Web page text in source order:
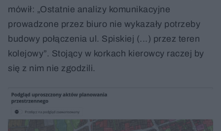
mówił: „Ostatnie analizy komunikacyjne
prowadzone przez biuro nie wykazały potrzeby
budowy połączenia ul. Spiskiej (...) przez teren
kolejowy”. Stojący w korkach kierowcy raczej by
się z nim nie zgodzili.